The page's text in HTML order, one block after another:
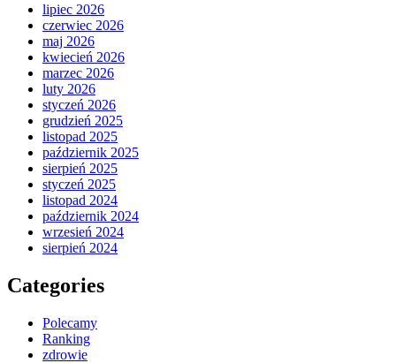
lipiec 2026
czerwiec 2026
maj 2026
kwiecień 2026
marzec 2026
luty 2026
styczeń 2026
grudzień 2025
listopad 2025
październik 2025
sierpień 2025
styczeń 2025
listopad 2024
październik 2024
wrzesień 2024
sierpień 2024
Categories
Polecamy
Ranking
zdrowie